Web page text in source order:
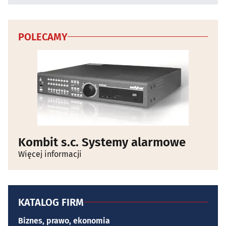
POLECAMY
Kombit s.c. Systemy alarmowe
Więcej informacji
KATALOG FIRM
Biznes, prawo, ekonomia